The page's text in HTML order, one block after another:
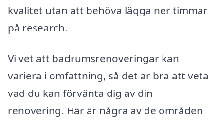
kvalitet utan att behöva lägga ner timmar
på research.
Vi vet att badrumsrenoveringar kan
variera i omfattning, så det är bra att veta
vad du kan förvänta dig av din
renovering. Här är några av de områden